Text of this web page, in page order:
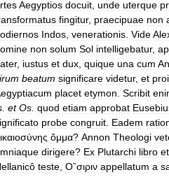
Aegyptios docuit unde uterque
fingitur, praecipuae non
Indos venerationis Vide
non solum Sol intelligebatur,
, iustus et dux quique una cum
beatum significare videtur, et
placet etymon Scribit
et Os quod etiam approbat
probe congruit Eadem
ὄμμα? Annon Theologi
dirigere? Ex Plutarchi libro
teste Ο῎σιριν appellatum a